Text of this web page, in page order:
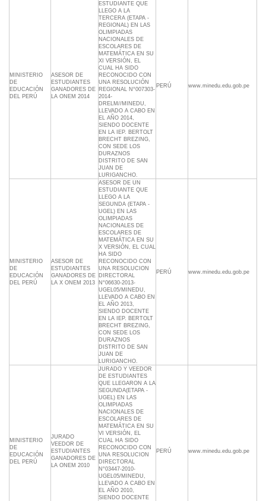
MINISTERIO
DE
EDUCACIÓN
DEL PERÚ
ASESOR DE
ESTUDIANTES
GANADORES DE
LA ONEM 2014
ESTUDIANTE QUE
LLEGO A LA
TERCERA (ETAPA -
REGIONAL) EN LAS
OLIMPIADAS
NACIONALES DE
ESCOLARES DE
MATEMÁTICA EN SU
XI VERSIÓN, EL
CUAL HA SIDO
RECONOCIDO CON
UNA RESOLUCIÓN
REGIONAL N°007303-
2014-
DRELM//MINEDU,
LLEVADO A CABO EN
EL AÑO 2014,
SIENDO DOCENTE
EN LA IEP. BERTOLT
BRECHT BREZING,
CON SEDE LOS
DURAZNOS
DISTRITO DE SAN
JUAN DE
LURIGANCHO.
PERÚ www.minedu.edu.gob.pe
MINISTERIO
DE
EDUCACIÓN
DEL PERÚ
ASESOR DE
ESTUDIANTES
GANADORES DE
LA X ONEM 2013
ASESOR DE UN
ESTUDIANTE QUE
LLEGO A LA
SEGUNDA (ETAPA -
UGEL) EN LAS
OLIMPIADAS
NACIONALES DE
ESCOLARES DE
MATEMÁTICA EN SU
X VERSIÓN, EL CUAL
HA SIDO
RECONOCIDO CON
UNA RESOLUCION
DIRECTORAL
N°06630-2013-
UGEL05/MINEDU,
LLEVADO A CABO EN
EL AÑO 2013,
SIENDO DOCENTE
EN LA IEP. BERTOLT
BRECHT BREZING,
CON SEDE LOS
DURAZNOS
DISTRITO DE SAN
JUAN DE
LURIGANCHO.
PERÚ www.minedu.edu.gob.pe
MINISTERIO
DE
EDUCACIÓN
DEL PERÚ
JURADO
VEEDOR DE
ESTUDIANTES
GANADORES DE
LA ONEM 2010
JURADO Y VEEDOR
DE ESTUDIANTES
QUE LLEGARON A LA
SEGUNDA(ETAPA -
UGEL) EN LAS
OLIMPIADAS
NACIONALES DE
ESCOLARES DE
MATEMÁTICA EN SU
VI VERSIÓN, EL
CUAL HA SIDO
RECONOCIDO CON
UNA RESOLUCION
DIRECTORAL
N°03447-2010-
UGEL05/MINEDU,
LLEVADO A CABO EN
EL AÑO 2010,
SIENDO DOCENTE
PERÚ www.minedu.edu.gob.pe